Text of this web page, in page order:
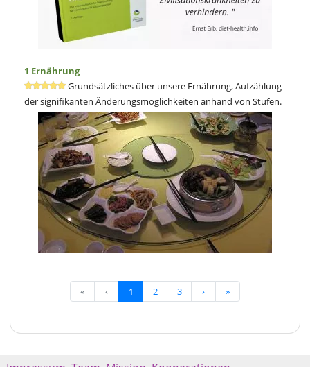
1 Ernährung
Grundsätzliches über unsere Ernährung, Aufzählung
der signifikanten Änderungsmöglichkeiten anhand von Stufen.
« ‹ 1 2 3 › »